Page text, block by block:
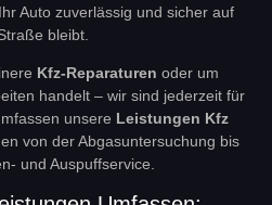
Auto zuverlässig und sicher auf
bleibt.
Kfz-Reparaturen oder um
handelt – wir sind jederzeit für
unsere Leistungen Kfz
von der Abgasuntersuchung bis
und Auspuffservice.